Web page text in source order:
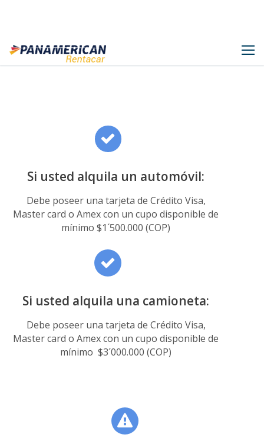
Si usted alquila un automóvil:
Debe poseer una tarjeta de Crédito Visa,
Master card o Amex con un cupo disponible de
mínimo $1´500.000 (COP)
Si usted alquila una camioneta:
Debe poseer una tarjeta de Crédito Visa,
Master card o Amex con un cupo disponible de
mínimo $3´000.000 (COP)